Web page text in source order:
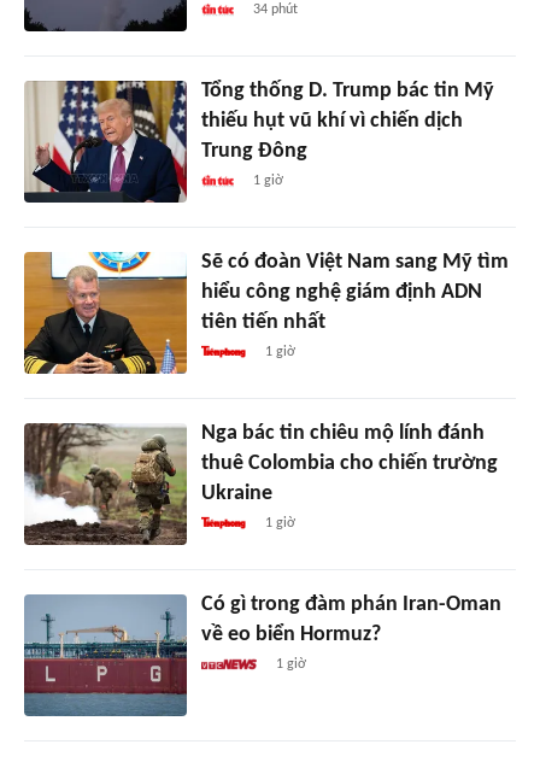
34 phút
Tổng thống D. Trump bác tin Mỹ
thiếu hụt vũ khí vì chiến dịch
Trung Đông
1 giờ
Sẽ có đoàn Việt Nam sang Mỹ tìm
hiểu công nghệ giám định ADN
tiên tiến nhất
1 giờ
Nga bác tin chiêu mộ lính đánh
thuê Colombia cho chiến trường
Ukraine
1 giờ
Có gì trong đàm phán Iran-Oman
về eo biển Hormuz?
1 giờ